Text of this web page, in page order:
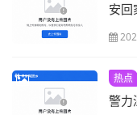
安回
热点
警力